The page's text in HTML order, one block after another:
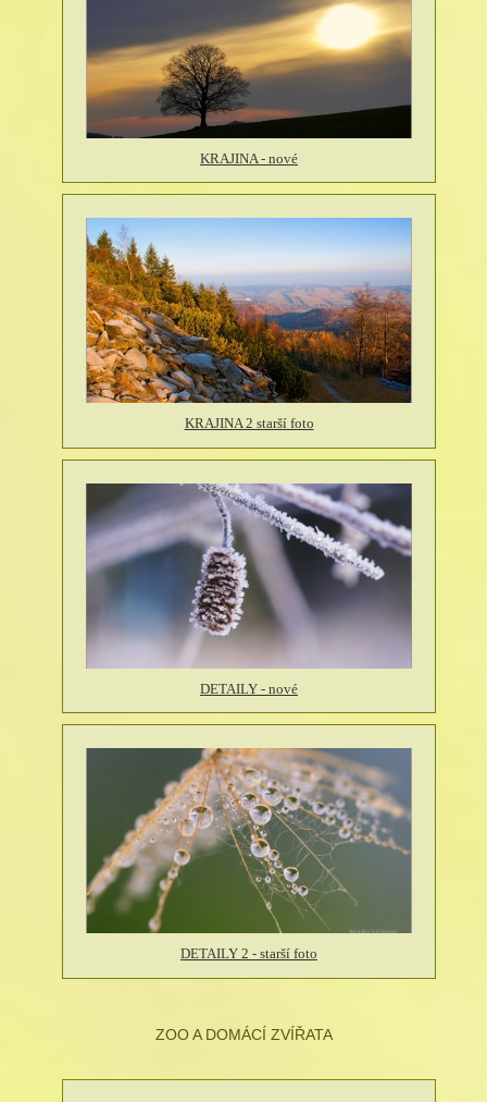
KRAJINA - nové
KRAJINA 2 starší foto
DETAILY - nové
DETAILY 2 - starší foto
ZOO A DOMÁCÍ ZVÍŘATA